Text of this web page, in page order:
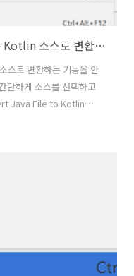
안드로이드 스튜디어 - Java 소스를 Kotlin 소스로 변환하기(Convert)
스로 변환하는 기능을 안
단하게 소스를 선택하고
Java File to Kotlin
게 변환됩니다. Java 소